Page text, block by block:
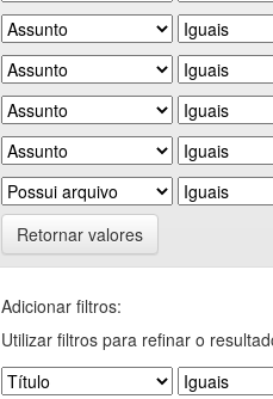
Retornar valores
Adicionar filtros:
Utilizar filtros para refinar o